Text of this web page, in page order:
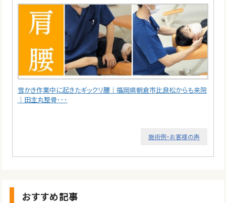
雪かき作業中に起きたギックリ腰｜福岡県朝倉市比良松からも来院
｜田主丸整骨･･･
施術例・お客様の声
おすすめ記事